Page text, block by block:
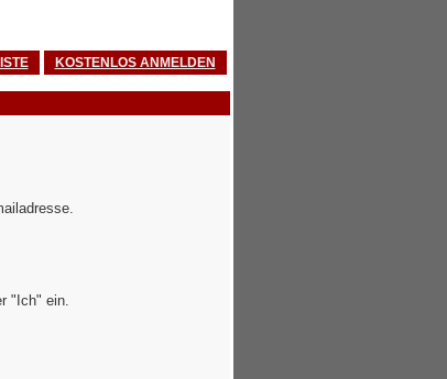
KOSTENLOS ANMELDEN
"Ich" ein.